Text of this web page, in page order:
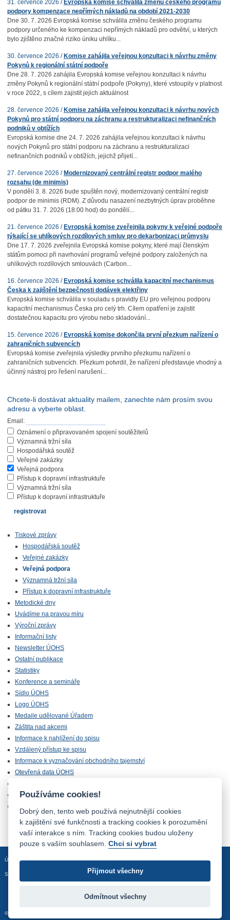
31. července 2026 / Evropská komise schválila změnu českého programu
podpory kompenzace nepřímých nákladů na období 2021-2030
Dne 30. 7. 2026 Evropská komise schválila změnu českého programu
podpory určeného ke kompenzaci nepřímých nákladů pro odvětví, u kterých
bylo zjištěno značné riziko úniku uhlíku...
30. července 2026 / Komise zahájila veřejnou konzultaci k návrhu změny
Pokynů k regionální státní podpoře
Dne 28. 7. 2026 zahájila Evropská komise veřejnou konzultaci k návrhu
změny Pokynů k regionální státní podpoře (Pokyny), které vstoupily v platnost
v roce 2022, s cílem zajistit jejich aktuálnost
28. července 2026 / Komise zahájila veřejnou konzultaci k návrhu nových
Pokynů pro státní podporu na záchranu a restrukturalizaci nefinančních
podniků v obtížích
Evropská komise dne 24. 7. 2026 zahájila veřejnou konzultaci k návrhu
nových Pokynů pro státní podporu na záchranu a restrukturalizaci
nefinančních podniků v obtížích, jejichž přijetí...
27. července 2026 / Modernizovaný centrální registr podpor malého
rozsahu (de minimis)
V pondělí 3. 8. 2026 bude spuštěn nový, modernizovaný centrální registr
podpor de minimis (RDM). Z důvodu nasazení nezbytných úprav proběhne
od pátku 31. 7. 2026 (18:00 hod) do pondělí...
21. července 2026 / Evropská komise zveřejnila pokyny k veřejné podpoře
týkající se uhlíkových rozdílových smluv pro dekarbonizaci průmyslu
Dne 17. 7. 2026 zveřejnila Evropská komise pokyny, které mají členským
státům pomoci při navrhování programů veřejné podpory založených na
uhlíkových rozdílových smlouvách (Carbon...
16. července 2026 / Evropská komise schválila kapacitní mechanismus
Česka k zajištění bezpečnosti dodávek elektřiny
Evropská komise schválila v souladu s pravidly EU pro veřejnou podporu
kapacitní mechanismus Česka pro celý trh. Cílem opatření je zajistit
dostatečnou kapacitu pro výrobu nebo skladování...
15. července 2026 / Evropská komise dokončila první přezkum nařízení o
zahraničních subvencích
Evropská komise zveřejnila výsledky prvního přezkumu nařízení o
zahraničních subvencích. Přezkum potvrdil, že nařízení představuje vhodný a
účinný nástroj pro řešení narušení...
Chcete-li dostávat aktuality mailem, zanechte nám prosím svou
adresu a vyberte oblast.
Email:
Oznámení o připravovaném spojení soutěžitelů
Významná tržní síla
Hospodářská soutěž
Veřejné zakázky
Veřejná podpora
Přístup k dopravní infrastruktuře
Významná tržní síla
Přístup k dopravní infrastruktuře
Tiskové zprávy
Hospodářská soutěž
Veřejné zakázky
Veřejná podpora
Významná tržní síla
Přístup k dopravní infrastruktuře
Metodické dny
Uvádíme na pravou míru
Výroční zprávy
Informační listy
Newsletter ÚOHS
Ostatní publikace
Statistiky
Konference a semináře
Sídlo ÚOHS
Logo ÚOHS
Medaile udělované Úřadem
Záštita nad akcemi
Informace k nahlížení do spisu
Vzdálený přístup ke spisu
Informace k vyznačování obchodního tajemství
Otevřená data ÚOHS
Chráněná zóna
Úvodní stránka Mapa stránek Prohlášení o přístupnosti
Sledujte nás:
© 2012 - 2026 Úřad pro ochranu hospodářské soutěže
Používáme cookies!
Dobrý den, tento web používá nejnutnější cookies
k zajištění své funkčnosti a tracking cookies k porozumění
vaší interakce s ním. Tracking cookies budou uloženy
pouze s vaším souhlasem.Chci si vybrat
Přijmout všechny
Odmítnout všechny